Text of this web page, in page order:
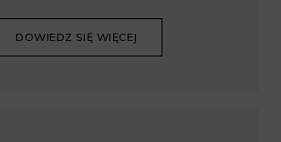
DOWIEDZ SIĘ WIĘCEJ